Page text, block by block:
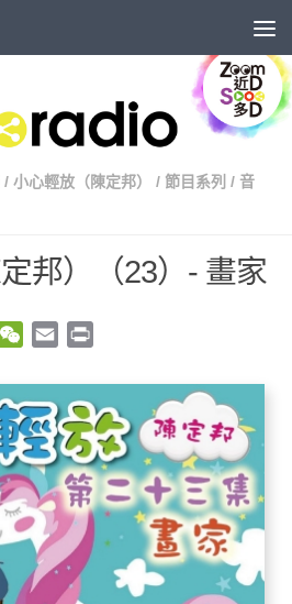
/ 小心輕放（陳定邦） / 節目系列 / 音
邦）（23）- 畫家
WeChat
Email